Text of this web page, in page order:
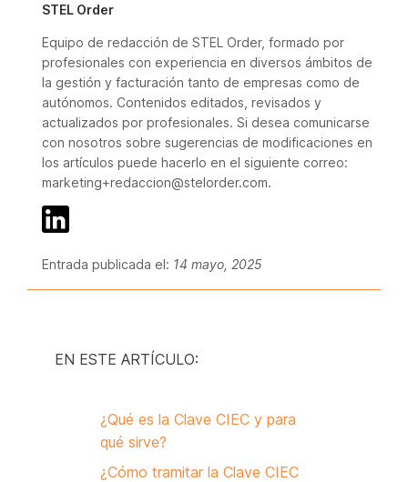
STEL Order
Equipo de redacción de STEL Order, formado por
profesionales con experiencia en diversos ámbitos de
la gestión y facturación tanto de empresas como de
autónomos. Contenidos editados, revisados y
actualizados por profesionales. Si desea comunicarse
con nosotros sobre sugerencias de modificaciones en
los artículos puede hacerlo en el siguiente correo:
marketing+redaccion@stelorder.com.
Entrada publicada el: 14 mayo, 2025
EN ESTE ARTÍCULO:
¿Qué es la Clave CIEC y para
qué sirve?
¿Cómo tramitar la Clave CIEC